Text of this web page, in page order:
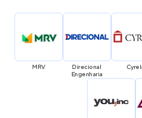
MRV
Direcional
Engenharia